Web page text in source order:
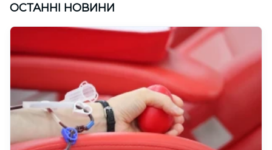
ОСТАННІ НОВИНИ